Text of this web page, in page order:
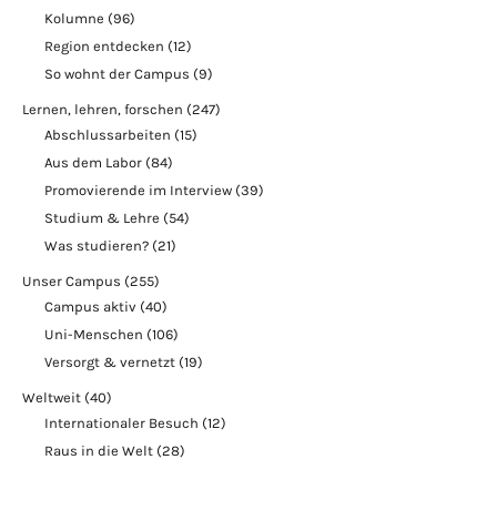
Kolumne (96)
Region entdecken (12)
So wohnt der Campus (9)
Lernen, lehren, forschen (247)
Abschlussarbeiten (15)
Aus dem Labor (84)
Promovierende im Interview (39)
Studium & Lehre (54)
Was studieren? (21)
Unser Campus (255)
Campus aktiv (40)
Uni-Menschen (106)
Versorgt & vernetzt (19)
Weltweit (40)
Internationaler Besuch (12)
Raus in die Welt (28)